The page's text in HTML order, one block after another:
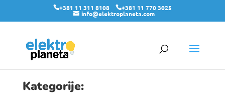
+381 11 311 8108 +381 11 770 3025
info@elektroplaneta.com
Kategorije: